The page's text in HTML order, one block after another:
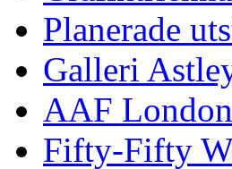
Planerade
Galleri
AAF
Fifty-Fifty